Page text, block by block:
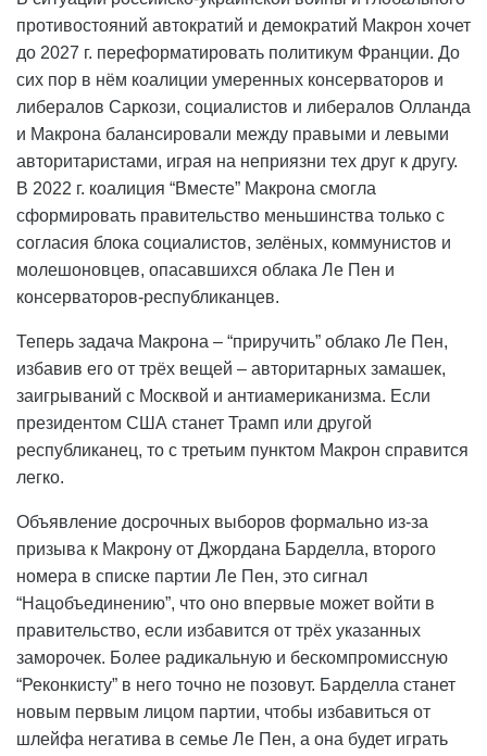
противостояний автократий и демократий Макрон хочет
до 2027 г. переформатировать политикум Франции. До
сих пор в нём коалиции умеренных консерваторов и
либералов Саркози, социалистов и либералов Олланда
и Макрона балансировали между правыми и левыми
авторитаристами, играя на неприязни тех друг к другу.
В 2022 г. коалиция “Вместе” Макрона смогла
сформировать правительство меньшинства только с
согласия блока социалистов, зелёных, коммунистов и
молешоновцев, опасавшихся облака Ле Пен и
консерваторов-республиканцев.
Теперь задача Макрона – “приручить” облако Ле Пен,
избавив его от трёх вещей – авторитарных замашек,
заигрываний с Москвой и антиамериканизма. Если
президентом США станет Трамп или другой
республиканец, то с третьим пунктом Макрон справится
легко.
Объявление досрочных выборов формально из-за
призыва к Макрону от Джордана Барделла, второго
номера в списке партии Ле Пен, это сигнал
“Нацобъединению”, что оно впервые может войти в
правительство, если избавится от трёх указанных
заморочек. Более радикальную и бескомпромиссную
“Реконкисту” в него точно не позовут. Барделла станет
новым первым лицом партии, чтобы избавиться от
шлейфа негатива в семье Ле Пен, а она будет играть